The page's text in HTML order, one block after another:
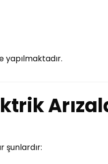
yapılmaktadır.
şunlardır: